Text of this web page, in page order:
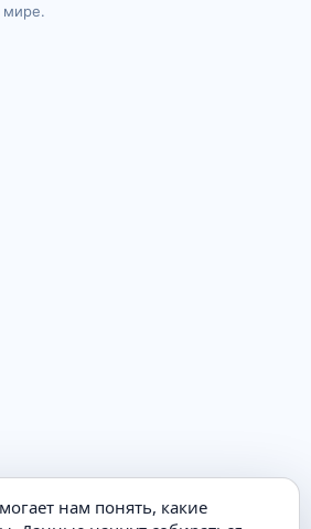
нам понять, какие